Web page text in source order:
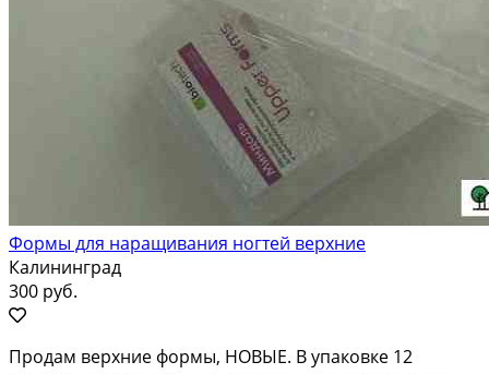
Формы для наращивания ногтей верхние
Калининград
300 руб.
Продам верхние формы, НОВЫЕ. В упаковке 12